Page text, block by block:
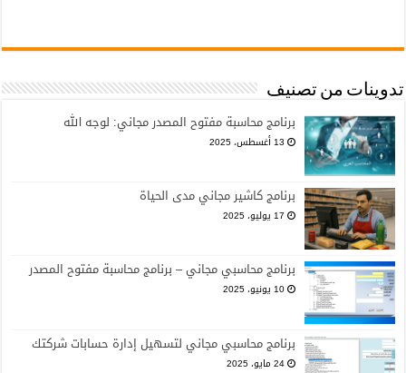
تدوينات من تصنيف
برنامج محاسبة مفتوح المصدر مجاني: لوجه الله
13 أغسطس، 2025
برنامج كاشير مجاني مدى الحياة
17 يوليو، 2025
برنامج محاسبي مجاني – برنامج محاسبة مفتوح المصدر
10 يونيو، 2025
برنامج محاسبي مجاني لتسهيل إدارة حسابات شركتك
24 مايو، 2025